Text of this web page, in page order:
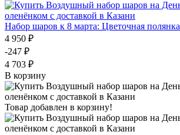
Набор шаров к 8 марта: Цветочная полянка
4 950 ₽
-247 ₽
4 703 ₽
В корзину
Товар добавлен в корзину!